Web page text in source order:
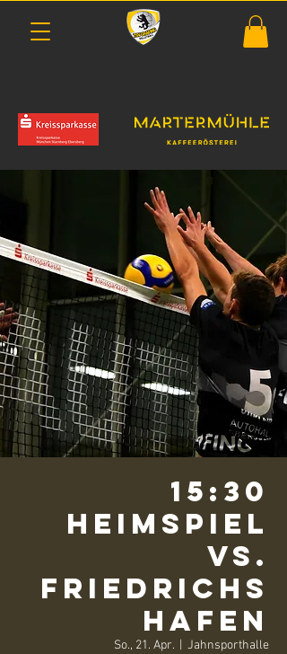
15:30
Heimspiel
vs.
Friedrichs
hafen
So., 21. Apr. Jahnsporthalle